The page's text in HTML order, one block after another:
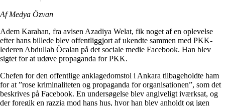
Af Medya Özvan
Adem Karahan, fra avisen Azadiya Welat, fik noget af en oplevelse
efter hans billede blev offentliggjort af ukendte sammen med PKK-
lederen Abdullah Öcalan på det sociale medie Facebook. Han blev
sigtet for at udøve propaganda for PKK.
Chefen for den offentlige anklagedomstol i Ankara tilbageholdte ham
for at ”rose kriminaliteten og propaganda for organisationen”, som det
beskrives på Facebook. En undersøgelse blev angiveligt iværksat, og
der foregik en razzia mod hans hus, hvor han blev anholdt og igen